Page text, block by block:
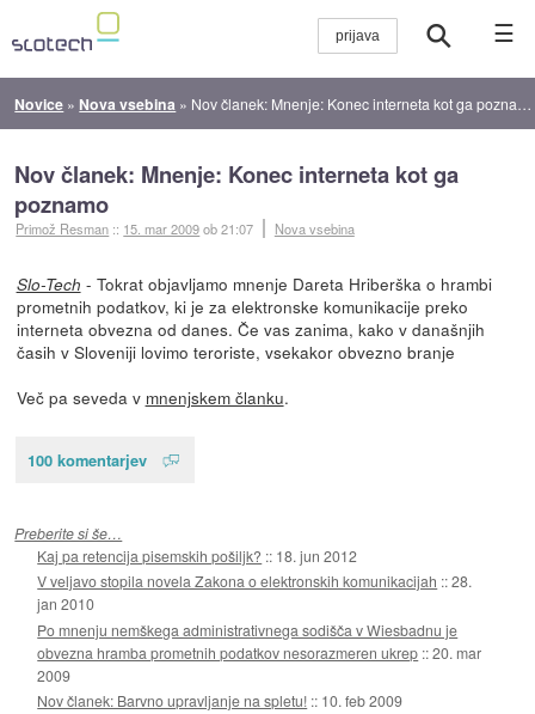
☰
Novice » Nova vsebina » Nov članek: Mnenje: Konec interneta kot ga poznamo
Nov članek: Mnenje: Konec interneta kot ga
poznamo
Primož Resman :: 15. mar 2009ob 21:07 Nova vsebina
Slo-Tech - Tokrat objavljamo mnenje Dareta Hriberška o hrambi
prometnih podatkov, ki je za elektronske komunikacije preko
interneta obvezna od danes. Če vas zanima, kako v današnjih
časih v Sloveniji lovimo teroriste, vsekakor obvezno branje
Več pa seveda v mnenjskem članku.
100 komentarjev
Preberite si še…
Kaj pa retencija pisemskih pošiljk? :: 18. jun 2012
V veljavo stopila novela Zakona o elektronskih komunikacijah ::28.
jan 2010
Po mnenju nemškega administrativnega sodišča v Wiesbadnu je
obvezna hramba prometnih podatkov nesorazmeren ukrep ::20. mar
2009
Nov članek: Barvno upravljanje na spletu! :: 10. feb 2009